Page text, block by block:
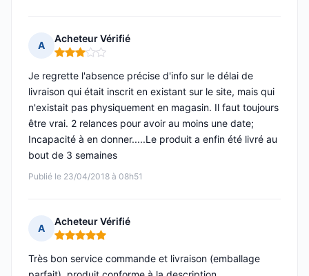
A
Acheteur Vérifié
Note : 3 sur 5
Publié le 23/04/2018 à 08h51
Je regrette l'absence précise d'info sur le délai de
livraison qui était inscrit en existant sur le site, mais qui
n'existait pas physiquement en magasin. Il faut toujours
être vrai. 2 relances pour avoir au moins une date;
Incapacité à en donner.....Le produit a enfin été livré au
bout de 3 semaines
A
Acheteur Vérifié
Note : 5 sur 5
Très bon service commande et livraison (emballage